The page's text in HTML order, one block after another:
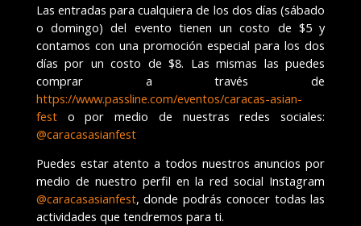
Las entradas para cualquiera de los dos días (sábado
o domingo) del evento tienen un costo de $5 y
contamos con una promoción especial para los dos
días por un costo de $8. Las mismas las puedes
comprar a través de
https://www.passline.com/eventos/caracas-asian-
festo por medio de nuestras redes sociales:
@caracasasianfest
Puedes estar atento a todos nuestros anuncios por
medio de nuestro perfil en la red social Instagram
@caracasasianfest, donde podrás conocer todas las
actividades que tendremos para ti.